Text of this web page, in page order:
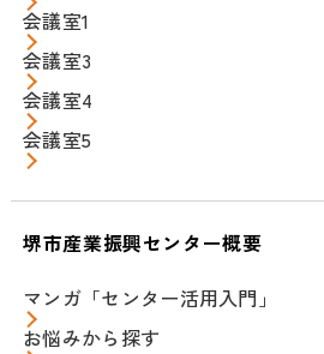
会議室1
会議室3
会議室4
会議室5
堺市産業振興センター概要
マンガ「センター活用入門」
お悩みから探す